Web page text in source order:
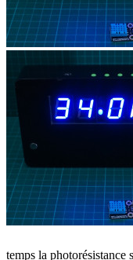
temps la photorésistance